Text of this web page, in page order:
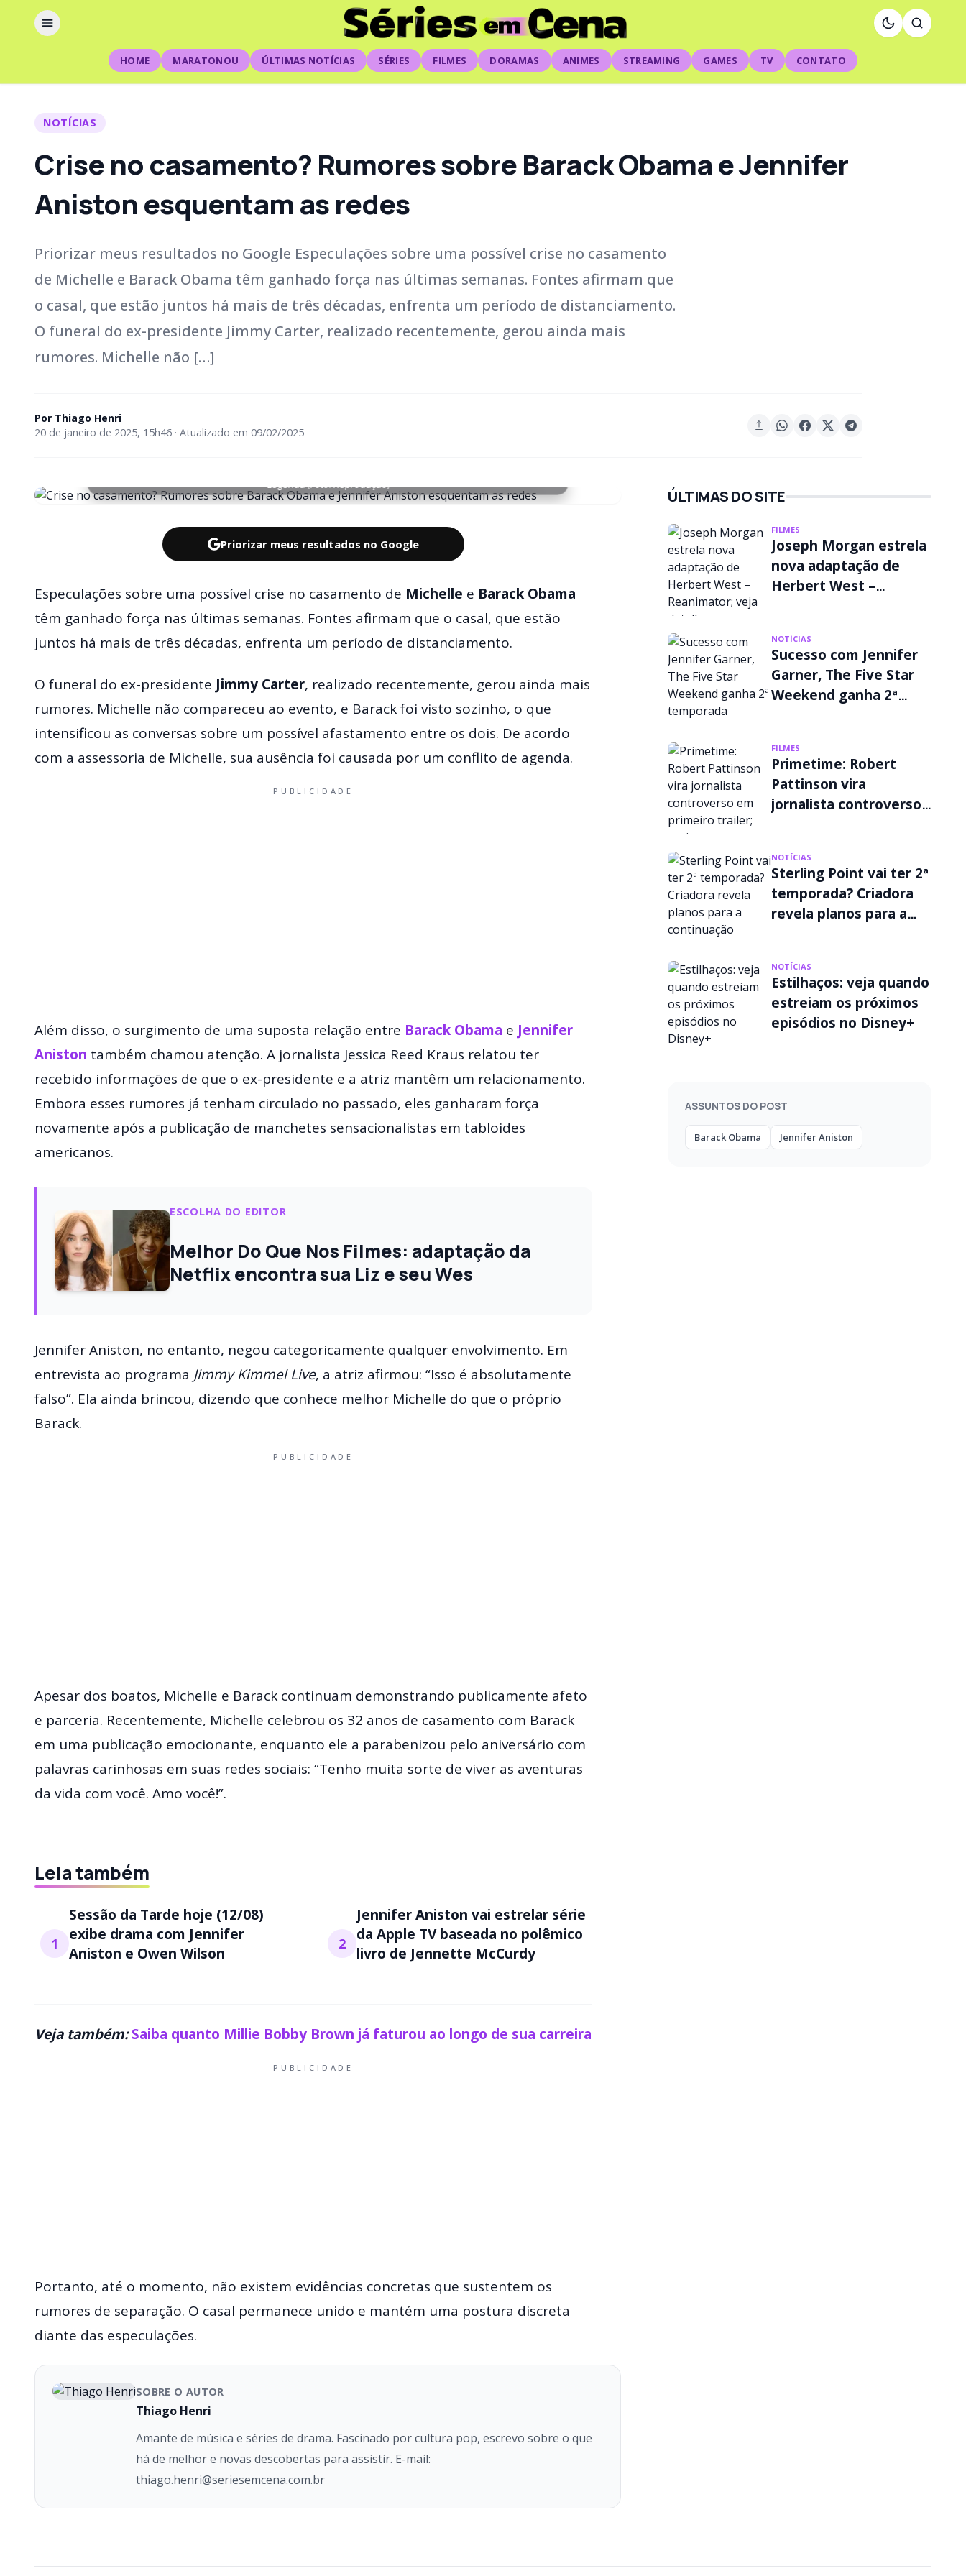
HOME MARATONOU ÚLTIMAS NOTÍCIAS SÉRIES FILMES DORAMAS ANIMES STREAMING GAMES TV CONTATO
NOTÍCIAS
Crise no casamento? Rumores sobre Barack Obama e Jennifer
Aniston esquentam as redes
Priorizar meus resultados no Google Especulações sobre uma possível crise no casamento
de Michelle e Barack Obama têm ganhado força nas últimas semanas. Fontes afirmam que
o casal, que estão juntos há mais de três décadas, enfrenta um período de distanciamento.
O funeral do ex-presidente Jimmy Carter, realizado recentemente, gerou ainda mais
rumores. Michelle não […]
Por Thiago Henri
20 de janeiro de 2025, 15h46 · Atualizado em 09/02/2025
Legenda (Foto: Reprodução)
Priorizar meus resultados no Google
Especulações sobre uma possível crise no casamento de Michelle e Barack Obama
têm ganhado força nas últimas semanas. Fontes afirmam que o casal, que estão
juntos há mais de três décadas, enfrenta um período de distanciamento.
O funeral do ex-presidente Jimmy Carter, realizado recentemente, gerou ainda mais
rumores. Michelle não compareceu ao evento, e Barack foi visto sozinho, o que
intensificou as conversas sobre um possível afastamento entre os dois. De acordo
com a assessoria de Michelle, sua ausência foi causada por um conflito de agenda.
PUBLICIDADE
Além disso, o surgimento de uma suposta relação entre Barack Obama e Jennifer
Aniston também chamou atenção. A jornalista Jessica Reed Kraus relatou ter
recebido informações de que o ex-presidente e a atriz mantêm um relacionamento.
Embora esses rumores já tenham circulado no passado, eles ganharam força
novamente após a publicação de manchetes sensacionalistas em tabloides
americanos.
ESCOLHA DO EDITOR
Melhor Do Que Nos Filmes: adaptação da
Netflix encontra sua Liz e seu Wes
Jennifer Aniston, no entanto, negou categoricamente qualquer envolvimento. Em
entrevista ao programa Jimmy Kimmel Live, a atriz afirmou: “Isso é absolutamente
falso”. Ela ainda brincou, dizendo que conhece melhor Michelle do que o próprio
Barack.
PUBLICIDADE
Apesar dos boatos, Michelle e Barack continuam demonstrando publicamente afeto
e parceria. Recentemente, Michelle celebrou os 32 anos de casamento com Barack
em uma publicação emocionante, enquanto ele a parabenizou pelo aniversário com
palavras carinhosas em suas redes sociais: “Tenho muita sorte de viver as aventuras
da vida com você. Amo você!”.
Leia também
1
Sessão da Tarde hoje (12/08)
exibe drama com Jennifer
Aniston e Owen Wilson
2
Jennifer Aniston vai estrelar série
da Apple TV baseada no polêmico
livro de Jennette McCurdy
Veja também:Saiba quanto Millie Bobby Brown já faturou ao longo de sua carreira
PUBLICIDADE
Portanto, até o momento, não existem evidências concretas que sustentem os
rumores de separação. O casal permanece unido e mantém uma postura discreta
diante das especulações.
SOBRE O AUTOR
Thiago Henri
Amante de música e séries de drama. Fascinado por cultura pop, escrevo sobre o que
há de melhor e novas descobertas para assistir. E-mail:
thiago.henri@seriesemcena.com.br
ÚLTIMAS DO SITE
FILMES
Joseph Morgan estrela
nova adaptação de
Herbert West –
NOTÍCIAS
Sucesso com Jennifer
Garner, The Five Star
Weekend ganha 2ª
FILMES
Primetime: Robert
Pattinson vira
jornalista controverso
NOTÍCIAS
Sterling Point vai ter 2ª
temporada? Criadora
revela planos para a
NOTÍCIAS
Estilhaços: veja quando
estreiam os próximos
episódios no Disney+
ASSUNTOS DO POST
Barack Obama Jennifer Aniston